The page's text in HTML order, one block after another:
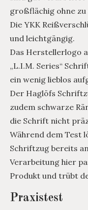
großflächig ohne
Die YKK
und leichtgängig.
Das Herstellerlogo
„L.I.M. Series“
ein wenig lieblos
Der Haglöfs
zudem schwarze
die Schrift nicht
Während dem Test
Schriftzug bereits
Verarbeitung hier
Produkt und trübt
Praxistest